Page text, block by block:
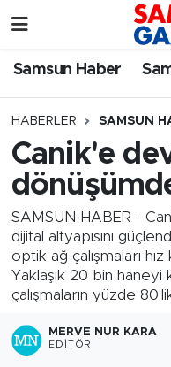
Samsun Haber
HABERLER SAMSUN
Canik'e
SAMSUN HABER -
dijital altyapısını
optik ağ çalışmaları
Yaklaşık 20 bin haneyi
çalışmaların yüzde
MERVE NUR KARA
EDITÖR
Samsun Haber
Samsun Rehberi
Resmi İlanlar
Samsun Nöbetçi
SAMSUN
Samsun Trafik
Süper Lig Puan
Tüm Manşetler
Son Dakika